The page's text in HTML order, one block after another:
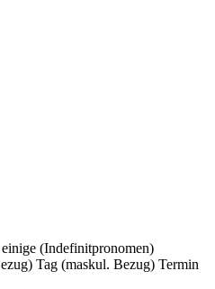
(Indefinitpronomen)
Tag (maskul. Bezug) Termin